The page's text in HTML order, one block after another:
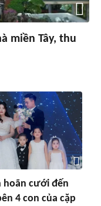
miền Tây, thu
hoãn cưới đến
4 con của cặp